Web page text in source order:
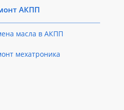
АКПП
масла в АКПП
мехатроника